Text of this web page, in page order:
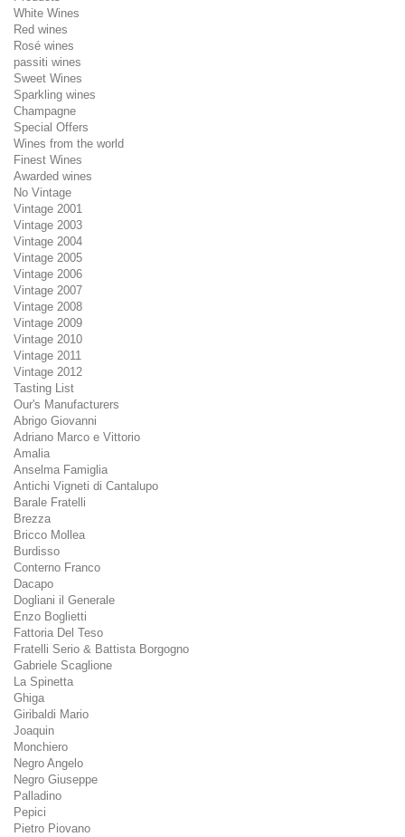
White Wines
Red wines
Rosé wines
passiti wines
Sweet Wines
Sparkling wines
Champagne
Special Offers
Wines from the world
Finest Wines
Awarded wines
No Vintage
Vintage 2001
Vintage 2003
Vintage 2004
Vintage 2005
Vintage 2006
Vintage 2007
Vintage 2008
Vintage 2009
Vintage 2010
Vintage 2011
Vintage 2012
Tasting List
Our's Manufacturers
Abrigo Giovanni
Adriano Marco e Vittorio
Amalia
Anselma Famiglia
Antichi Vigneti di Cantalupo
Barale Fratelli
Brezza
Bricco Mollea
Burdisso
Conterno Franco
Dacapo
Dogliani il Generale
Enzo Boglietti
Fattoria Del Teso
Fratelli Serio & Battista Borgogno
Gabriele Scaglione
La Spinetta
Ghiga
Giribaldi Mario
Joaquin
Monchiero
Negro Angelo
Negro Giuseppe
Palladino
Pepici
Pietro Piovano